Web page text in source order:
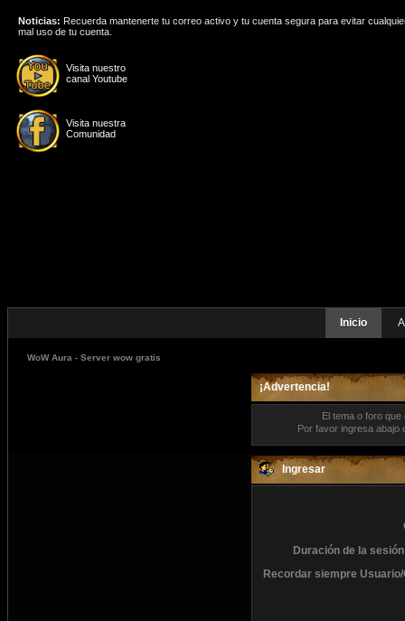
Visita nuestro
canal Youtube
Visita nuestra
Comunidad
Noticias: Recuerda mantenerte tu correo activo y tu cuenta segura para evitar
mal uso de tu cuenta.
Inicio
WoW Aura - Server wow gratis
¡Advertencia!
El tema o foro
Por favor ingresa abajo
Ingresar
Duración de la
Recordar siempre